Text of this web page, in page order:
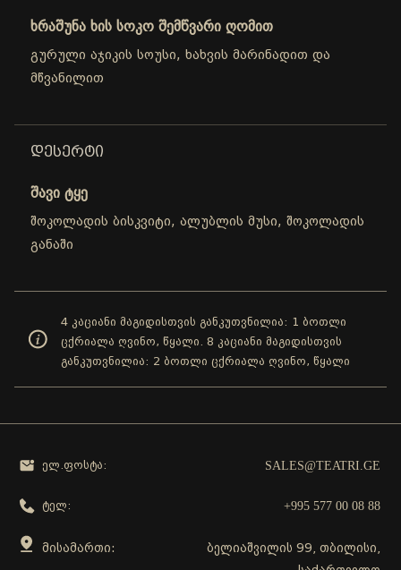
ხრაშუნა ხის სოკო შემწვარი ღომით
გურული აჯიკის სოუსი, ხახვის მარინადით და
მწვანილით
ᲓᲔᲡᲔᲠᲢᲘ
შავი ტყე
შოკოლადის ბისკვიტი, ალუბლის მუსი, შოკოლადის
განაში
4 კაციანი მაგიდისთვის განკუთვნილია: 1 ბოთლი
ცქრიალა ღვინო, წყალი. 8 კაციანი მაგიდისთვის
განკუთვნილია: 2 ბოთლი ცქრიალა ღვინო, წყალი
ელ.ფოსტა: SALES@TEATRI.GE
ტელ: +995 577 00 08 88
მისამართი:
ბელიაშვილის 99, თბილისი,